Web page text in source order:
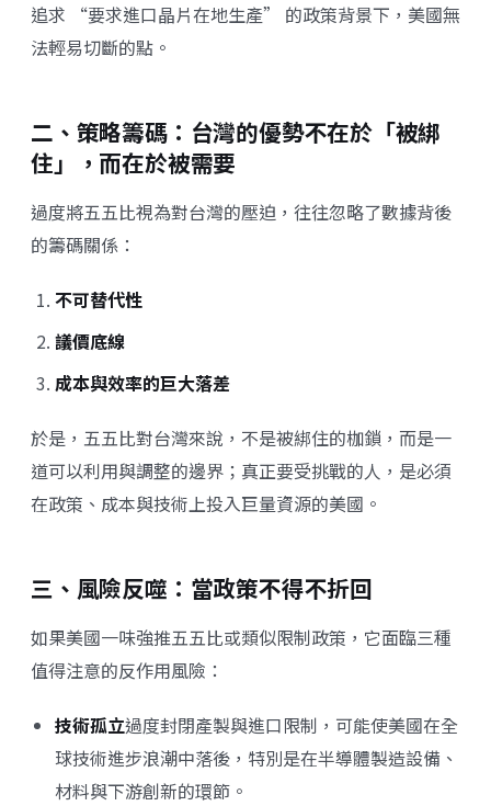
追求 “要求進口晶片在地生產” 的政策背景下，美國無
法輕易切斷的點。
二、策略籌碼：台灣的優勢不在於「被綁
住」，而在於被需要
過度將五五比視為對台灣的壓迫，往往忽略了數據背後
的籌碼關係：
不可替代性
議價底線
成本與效率的巨大落差
於是，五五比對台灣來說，不是被綁住的枷鎖，而是一
道可以利用與調整的邊界；真正要受挑戰的人，是必須
在政策、成本與技術上投入巨量資源的美國。
三、風險反噬：當政策不得不折回
如果美國一味強推五五比或類似限制政策，它面臨三種
值得注意的反作用風險：
技術孤立過度封閉產製與進口限制，可能使美國在全
球技術進步浪潮中落後，特別是在半導體製造設備、
材料與下游創新的環節。